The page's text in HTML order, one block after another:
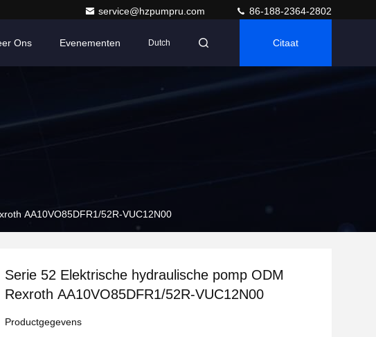
service@hzpumpru.com 86-188-2364-2802
Ons Evenementen Dutch Citaat
AA10VO85DFR1/52R-VUC12N00
Serie 52 Elektrische hydraulische pomp ODM
Rexroth AA10VO85DFR1/52R-VUC12N00
Productgegevens